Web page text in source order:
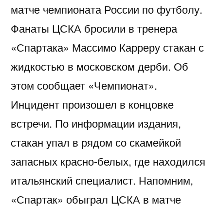
матче чемпионата России по футболу.
Фанаты ЦСКА бросили в тренера
«Спартака» Массимо Карреру стакан с
жидкостью в московском дерби. Об
этом сообщает «Чемпионат».
Инцидент произошел в концовке
встречи. По информации издания,
стакан упал в рядом со скамейкой
запасных красно-белых, где находился
итальянский специалист. Напомним,
«Спартак» обыграл ЦСКА в матче